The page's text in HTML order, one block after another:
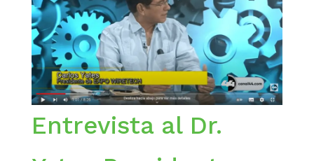
Entrevista al Dr.